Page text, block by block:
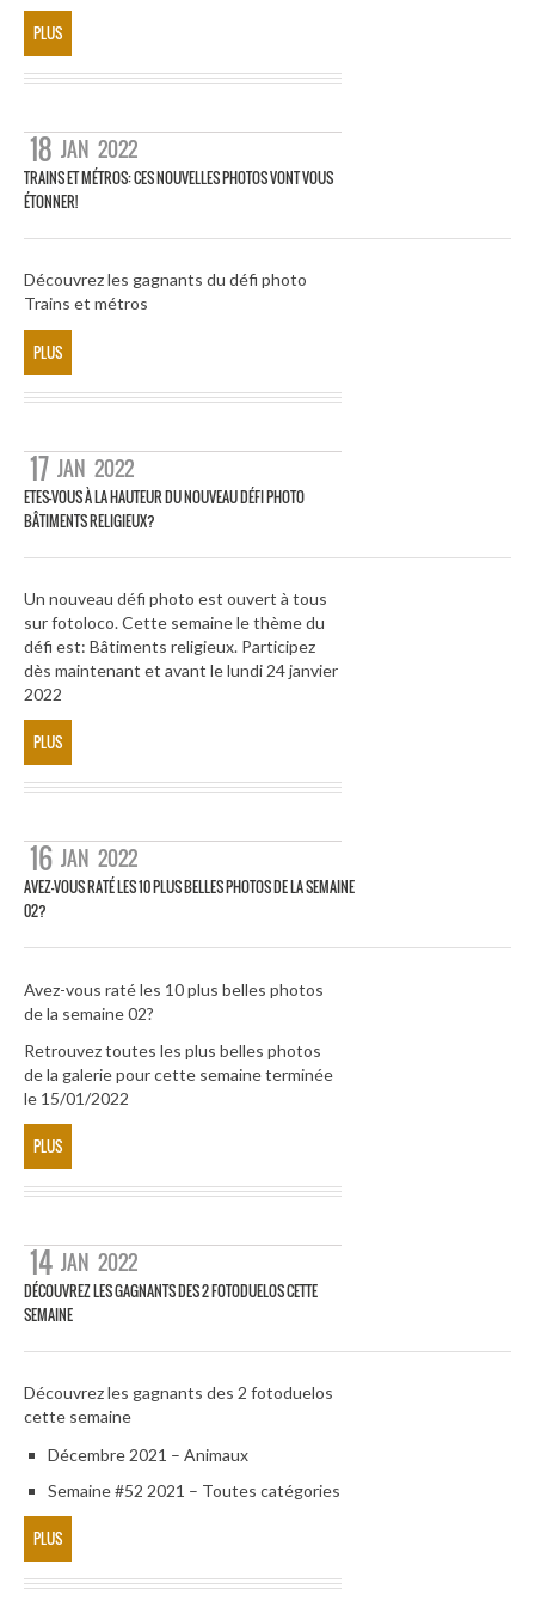
PLUS
18 JAN 2022
TRAINS ET MÉTROS: CES NOUVELLES PHOTOS VONT VOUS
ÉTONNER!
Découvrez les gagnants du défi photo
Trains et métros
PLUS
17 JAN 2022
ETES-VOUS À LA HAUTEUR DU NOUVEAU DÉFI PHOTO
BÂTIMENTS RELIGIEUX?
Un nouveau défi photo est ouvert à tous
sur fotoloco. Cette semaine le thème du
défi est: Bâtiments religieux. Participez
dès maintenant et avant le lundi 24 janvier
2022
PLUS
16 JAN 2022
AVEZ-VOUS RATÉ LES 10 PLUS BELLES PHOTOS DE LA SEMAINE
02?
Avez-vous raté les 10 plus belles photos
de la semaine 02?
Retrouvez toutes les plus belles photos
de la galerie pour cette semaine terminée
le 15/01/2022
PLUS
14 JAN 2022
DÉCOUVREZ LES GAGNANTS DES 2 FOTODUELOS CETTE
SEMAINE
Découvrez les gagnants des 2 fotoduelos
cette semaine
Décembre 2021 – Animaux
Semaine #52 2021 – Toutes catégories
PLUS